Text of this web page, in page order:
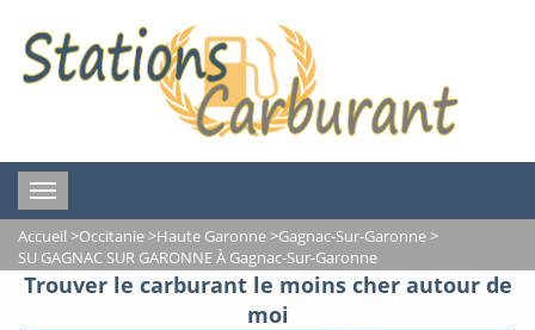
Toggle
navigation
Accueil >Occitanie>Haute Garonne>Gagnac-Sur-Garonne>
SU GAGNAC SUR GARONNE À Gagnac-Sur-Garonne
Trouver le carburant le moins cher autour de
moi